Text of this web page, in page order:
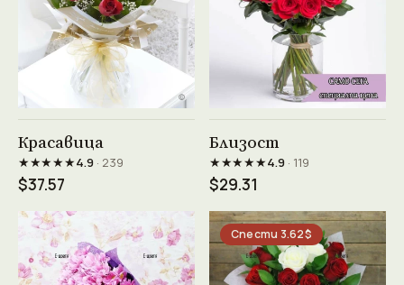
Красавица
★★★★★4.9· 239
$37.57
Близост
★★★★★4.9· 119
$29.31
Спести 3.62$